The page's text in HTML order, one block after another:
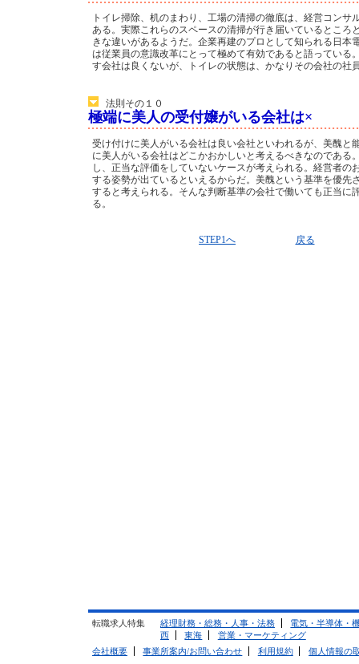
トイレ掃除、机のまわり、工場の清掃の徹底は、経営コンサ
ある。実際これらのスペースの清掃が行き届いているところ
きな違いがあるようだ。企業再建のプロとして知られる日本
は従業員の意識改革にとって極めて有効であると語っている
す会社は良くないが、トイレの状態は、かなりその会社の社
法則その１０
極端に美人の受付嬢がいる会社は×
受け付けに美人がいる会社は良い会社といわれるが、美醜と
に美人がいる会社はどこかおかしいと考えるべきなのである
し、正当な評価をしていないケースが考えられる。経営者の
する姿勢が出ているといえるからだ。美醜という基準を優先
すると考えられる。そんな判断基準の会社で働いても正当に
る。
STEP1へ 戻る
転職求人特集 経理財務・総務・人事・法務
電気・半導体・
西
東海
営業・マーケティング
会社概要
事業所案内/お問い合わせ 利用規約 個人情報の